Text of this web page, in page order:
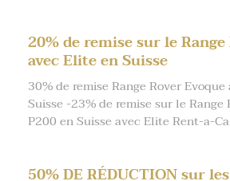
20% de remise sur le
avec Elite en Suisse
30% de remise Range Rover
Suisse -23% de remise sur le Range
P200 en Suisse avec Elite Rent-a-
50% DE RÉDUCTION sur